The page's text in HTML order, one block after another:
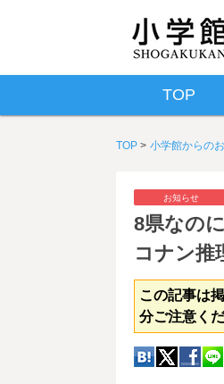
TOP
TOP 小学館からの
お知らせ
8県なの
コナン推
この記事は
分ご注意くだ